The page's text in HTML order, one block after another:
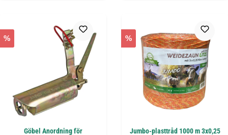
%
Göbel Anordning för
%
Jumbo-plasttråd 1000 m 3x0,25